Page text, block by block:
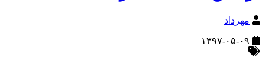
مهرداد